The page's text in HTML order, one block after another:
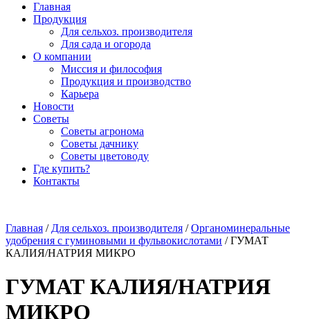
Главная
Продукция
Для сельхоз. производителя
Для сада и огорода
О компании
Миссия и философия
Продукция и производство
Карьера
Новости
Советы
Советы агронома
Советы дачнику
Советы цветоводу
Где купить?
Контакты
Главная / Для сельхоз. производителя /Органоминеральные
удобрения с гуминовыми и фульвокислотами / ГУМАТ
КАЛИЯ/НАТРИЯ МИКРО
ГУМАТ КАЛИЯ/НАТРИЯ
МИКРО